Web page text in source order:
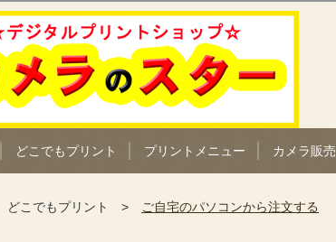
どこでもプリント プリントメニュー カメラ販売
どこでもプリント ご自宅のパソコンから注文する